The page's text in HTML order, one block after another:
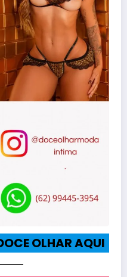
OLHAR AQUI